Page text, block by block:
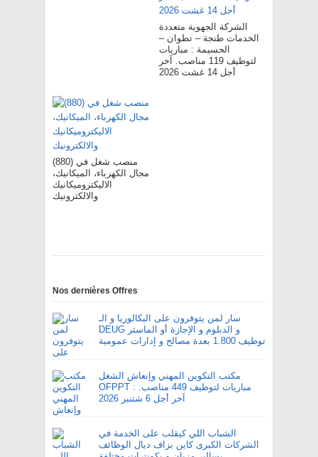
الشركة الجهوية متعددة
الخدمات طنجة – تطوان –
الحسيمة : مباريات
لتوظيف 119 مناصب. آخر
أجل 14 غشت 2026
(880) منصب شغل في
مجال الكهرباء، الميكانيك،
الاليكتروميكانيك
والالكترونيك
Nos dernières Offres
سار لمن يتوفرون على البكالوريا و الـ
DEUG و الدبلوم و الإجازة أو الماستر
توظيف 1.800 بعدة مصالح و إدارات عمومية
مكتب التكوين المهني وإنعاش الشغل
OFPPT : مباريات لتوظيف 449 مناصب.
آخر أجل 6 شتنبر 2026
الشباب اللي كيقلب على الخدمة في
الشركات الكبرى كاين بزاف ديال الوظائف